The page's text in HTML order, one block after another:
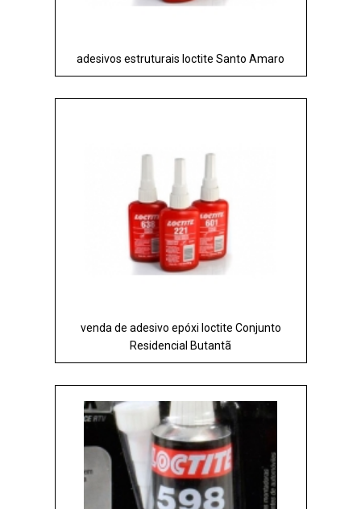
adesivos estruturais loctite Santo Amaro
venda de adesivo epóxi loctite Conjunto
Residencial Butantã